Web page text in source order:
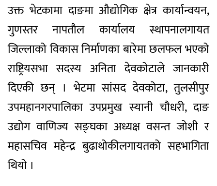
उक्त भेटकामा दाङमा औद्योगिक क्षेत्र कार्यान्वयन,
गुणस्तर नापतौल कार्यालय स्थापनालगायत
जिल्लाको विकास निर्माणका बारेमा छलफल भएको
राष्ट्रियसभा सदस्य अनिता देवकोटाले जानकारी
दिएकी छन् । भेटमा सांसद देवकोटा, तुलसीपुर
उपमहानगरपालिका उपप्रमुख स्यानी चौधरी, दाङ
उद्योग वाणिज्य सङ्घका अध्यक्ष वसन्त जोशी र
महासचिव महेन्द्र बुढाथोकीलगायतको सहभागिता
थियो ।